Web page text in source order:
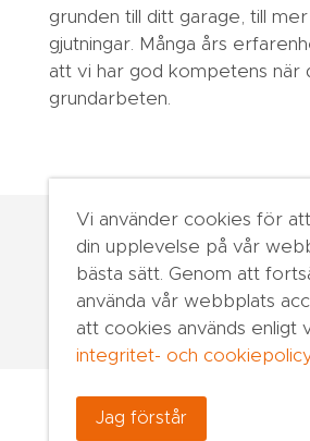
grunden till ditt garage, till
gjutningar. Många års
att vi har god kompetens när
grundarbeten.
Vi använder cookies för
din upplevelse på vår
bästa sätt. Genom att
använda vår webbplats
att cookies används enligt
integritet- och cookiepolicy
Jag förstår